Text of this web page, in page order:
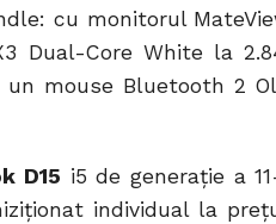
cu monitorul
Dual-Core White la
mouse Bluetooth 2
D15 i5 de generație a
individual la